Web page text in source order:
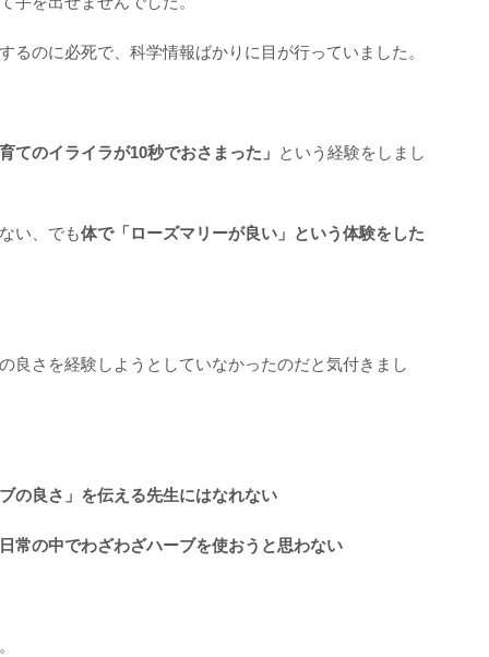
のに必死で、科学情報ばかりに目が行っていました。
てのイライラが10秒でおさまった」 という経験をしまし
い、でも体で「ローズマリーが良い」という体験をした
良さを経験しようとしていなかったのだと気付きまし
の良さ」を伝える先生にはなれない
常の中でわざわざハーブを使おうと思わない